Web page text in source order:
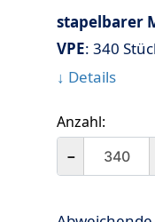
stapelbarer
VPE: 340
↓ Details
Anzahl:
－